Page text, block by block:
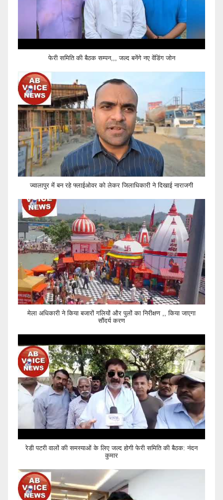
फेरी समिति की बैठक सम्पन,,, जल्द बनेंगे नए वेंडिंग जोन
ज्वालापुर में बन रहे फ्लाईओवर को लेकर जिलाधिकारी ने दिखाई नाराजगी
मेला अधिकारी ने किया बजारों गलियों और पुलों का निरीक्षण ,, किया जाएगा
सौंदर्य करण
रेडी पटरी वालों की समस्याओं के लिए जल्द होगी फेरी समिति की बैठक: नंदन
कुमार